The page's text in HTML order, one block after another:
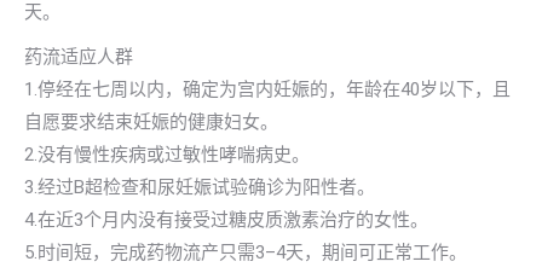
天。
药流适应人群
1.停经在七周以内，确定为宫内妊娠的，年龄在40岁以下，且
自愿要求结束妊娠的健康妇女。
2.没有慢性疾病或过敏性哮喘病史。
3.经过B超检查和尿妊娠试验确诊为阳性者。
4.在近3个月内没有接受过糖皮质激素治疗的女性。
5.时间短，完成药物流产只需3–4天，期间可正常工作。